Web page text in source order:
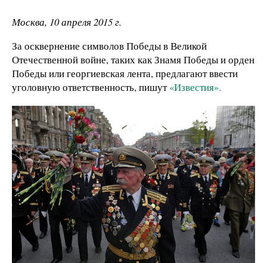
Москва, 10 апреля 2015 г.
За осквернение символов Победы в Великой
Отечественной войне, таких как Знамя Победы и орден
Победы или георгиевская лента, предлагают ввести
уголовную ответственность, пишут«Известия».